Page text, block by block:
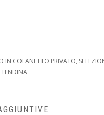
IN COFANETTO PRIVATO,